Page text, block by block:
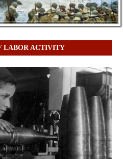
LABOR ACTIVITY